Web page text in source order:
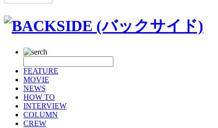
FEATURE
MOVIE
NEWS
HOW TO
INTERVIEW
COLUMN
CREW